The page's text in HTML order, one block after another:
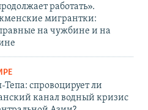
работать».
мигрантки:
на чужбине и на
спровоцирует ли
канал водный кризис